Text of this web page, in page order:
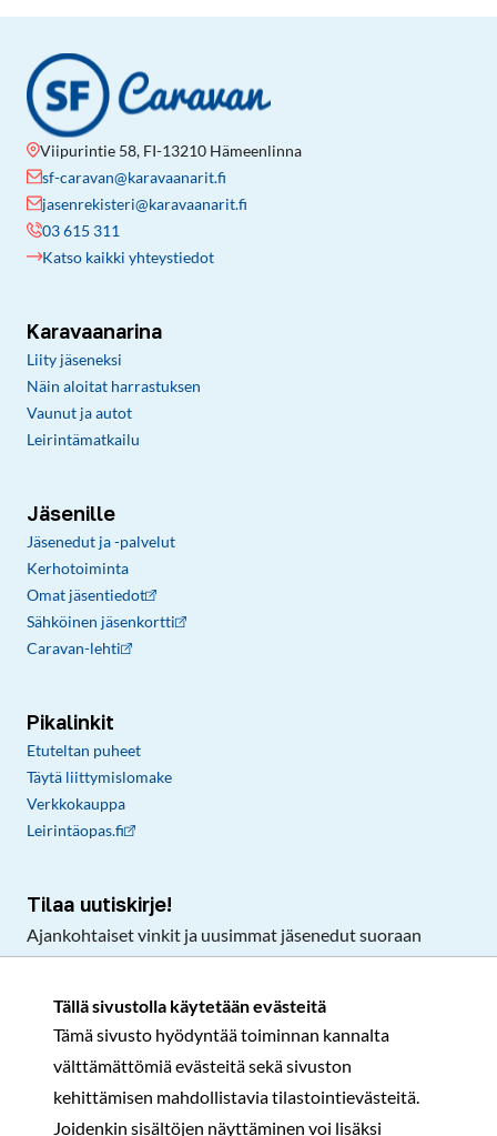
Tällä sivustolla käytetään evästeitä
Tämä sivusto hyödyntää toiminnan kannalta
välttämättömiä evästeitä sekä sivuston
kehittämisen mahdollistavia tilastointievästeitä.
Joidenkin sisältöjen näyttäminen voi lisäksi
Viipurintie 58, FI-13210 Hämeenlinna
sf-caravan@karavaanarit.fi
jasenrekisteri@karavaanarit.fi
03 615 311
Katso kaikki yhteystiedot
Karavaanarina
Liity jäseneksi
Näin aloitat harrastuksen
Vaunut ja autot
Leirintämatkailu
Jäsenille
Jäsenedut ja -palvelut
Kerhotoiminta
Omat jäsentiedot
Sähköinen jäsenkortti
Caravan-lehti
Pikalinkit
Etuteltan puheet
Täytä liittymislomake
Verkkokauppa
Leirintäopas.fi
Tilaa uutiskirje!
Ajankohtaiset vinkit ja uusimmat jäsenedut suoraan